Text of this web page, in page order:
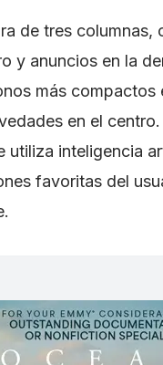
de tres columnas,
y anuncios en la
más
en el
utiliza inteligencia
favoritas del